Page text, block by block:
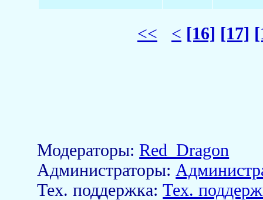
<< < [16] [17]
Модераторы:Red_Dragon
Aдминистраторы:
Тех. поддержка:Тех.